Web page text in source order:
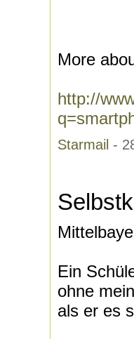
More
http://
Starmail -
Ein
ohne
als er es